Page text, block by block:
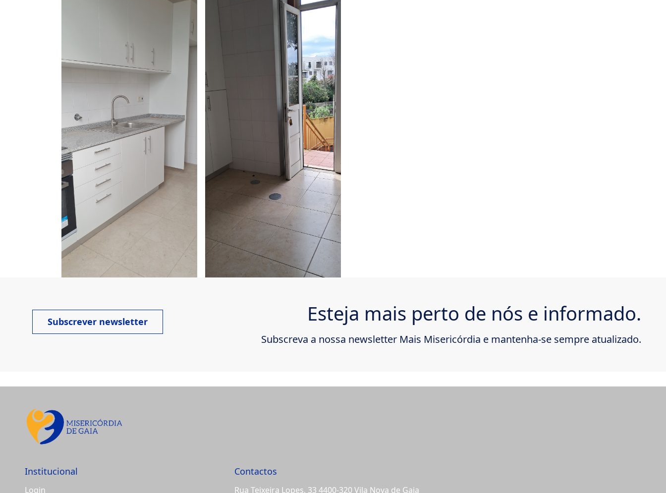
Subscrever newsletter Esteja mais perto de nós e informado.
Subscreva a nossa newsletter Mais Misericórdia e mantenha-se sempre atualizado.
Institucional
Login
Contactos
Rua Teixeira Lopes, 33 4400-320 Vila Nova de Gaia